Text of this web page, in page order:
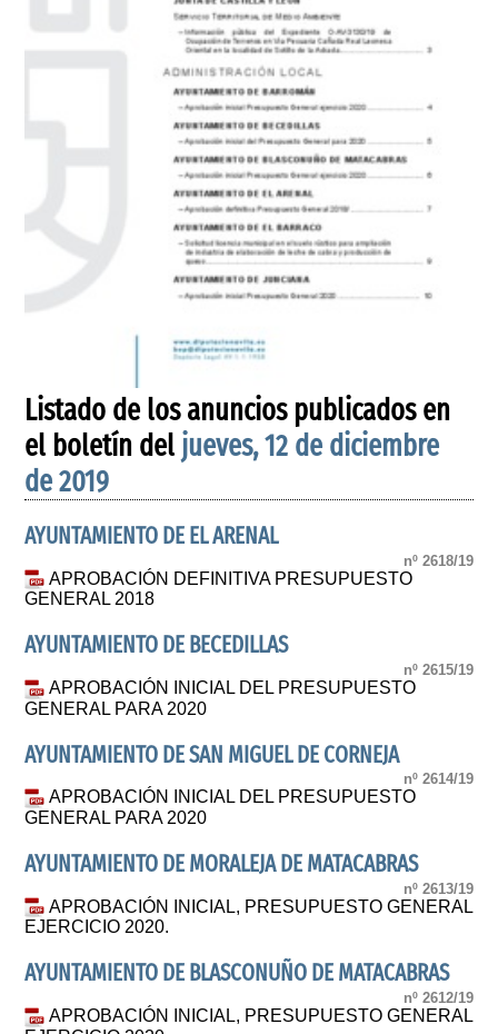
Listado de los anuncios publicados en
el boletín del jueves, 12 de diciembre
de 2019
AYUNTAMIENTO DE EL ARENAL
nº 2618/19
APROBACIÓN DEFINITIVA PRESUPUESTO
GENERAL 2018
AYUNTAMIENTO DE BECEDILLAS
nº 2615/19
APROBACIÓN INICIAL DEL PRESUPUESTO
GENERAL PARA 2020
AYUNTAMIENTO DE SAN MIGUEL DE CORNEJA
nº 2614/19
APROBACIÓN INICIAL DEL PRESUPUESTO
GENERAL PARA 2020
AYUNTAMIENTO DE MORALEJA DE MATACABRAS
nº 2613/19
APROBACIÓN INICIAL, PRESUPUESTO GENERAL
EJERCICIO 2020.
AYUNTAMIENTO DE BLASCONUÑO DE MATACABRAS
nº 2612/19
APROBACIÓN INICIAL, PRESUPUESTO GENERAL